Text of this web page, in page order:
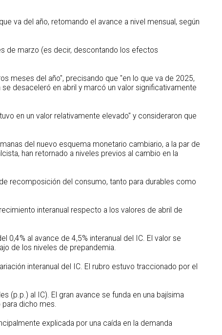
va del año, retomando el avance a nivel mensual, según
de marzo (es decir, descontando los efectos
meses del año", precisando que "en lo que va de 2025,
desaceleró en abril y marcó un valor significativamente
en un valor relativamente elevado" y consideraron que
del nuevo esquema monetario cambiario, a la par de
han retornado a niveles previos al cambio en la
recomposición del consumo, tanto para durables como
interanual respecto a los valores de abril de
al avance de 4,5% interanual del IC. El valor se
de los niveles de prepandemia.
interanual del IC. El rubro estuvo traccionado por el
(p.p.) al IC). El gran avance se funda en una bajísima
para dicho mes.
explicada por una caída en la demanda